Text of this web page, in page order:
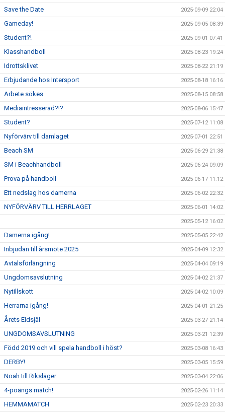
Save the Date 2025-09-09 22:04
Gameday! 2025-09-05 08:39
Student?! 2025-09-01 07:41
Klasshandboll 2025-08-23 19:24
Idrottsklivet 2025-08-22 21:19
Erbjudande hos Intersport 2025-08-18 16:16
Arbete sökes 2025-08-15 08:58
Mediaintresserad?!? 2025-08-06 15:47
Student? 2025-07-12 11:08
Nyförvärv till damlaget 2025-07-01 22:51
Beach SM 2025-06-29 21:38
SM i Beachhandboll 2025-06-24 09:09
Prova på handboll 2025-06-17 11:12
Ett nedslag hos damerna 2025-06-02 22:32
NYFÖRVÄRV TILL HERRLAGET 2025-06-01 14:02
2025-05-12 16:02
Damerna igång! 2025-05-05 22:42
Inbjudan till årsmöte 2025 2025-04-09 12:32
Avtalsförlängning 2025-04-04 09:19
Ungdomsavslutning 2025-04-02 21:37
Nytillskott 2025-04-02 10:09
Herrarna igång! 2025-04-01 21:25
Årets Eldsjäl 2025-03-27 21:14
UNGDOMSAVSLUTNING 2025-03-21 12:39
Född 2019 och vill spela handboll i höst? 2025-03-08 16:43
DERBY! 2025-03-05 15:59
Noah till Riksläger 2025-03-04 22:06
4-poängs match! 2025-02-26 11:14
HEMMAMATCH 2025-02-23 20:33